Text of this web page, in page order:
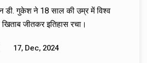
डी. गुकेश ने 18 साल की उम्र में विश्व
जीतकर इतिहास रचा।
17, Dec, 2024